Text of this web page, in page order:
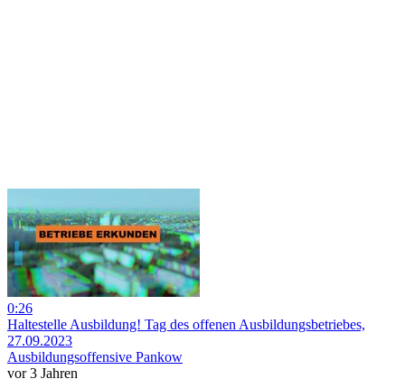
0:26
Haltestelle Ausbildung! Tag des offenen Ausbildungsbetriebes,
27.09.2023
Ausbildungsoffensive Pankow
vor 3 Jahren